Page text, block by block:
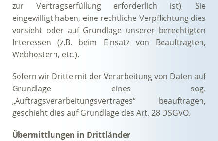
zur Vertragserfüllung erforderlich ist), Sie
eingewilligt haben, eine rechtliche Verpflichtung dies
vorsieht oder auf Grundlage unserer berechtigten
Interessen (z.B. beim Einsatz von Beauftragten,
Webhostern, etc.).
Sofern wir Dritte mit der Verarbeitung von Daten auf
Grundlage eines sog.
„Auftragsverarbeitungsvertrages“ beauftragen,
geschieht dies auf Grundlage des Art. 28 DSGVO.
Übermittlungen in Drittländer